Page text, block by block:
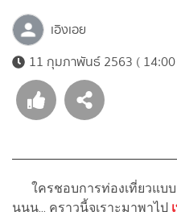
เอิงเอย
11 กุมภาพันธ์ 2563 (
ใครชอบการท่องเที่ยวแบ
นนน... คราวนี้จเราะมาพาไป